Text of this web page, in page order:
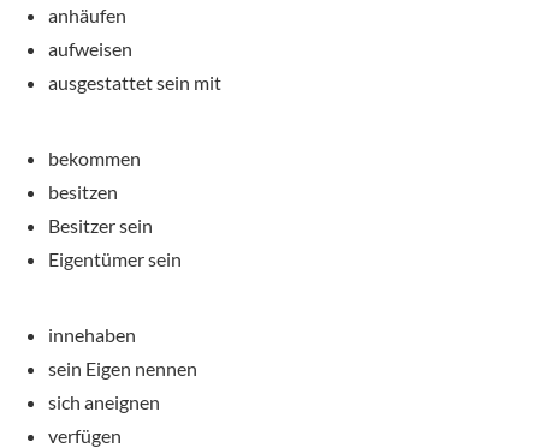
anhäufen
aufweisen
ausgestattet sein mit
bekommen
besitzen
Besitzer sein
Eigentümer sein
innehaben
sein Eigen nennen
sich aneignen
verfügen